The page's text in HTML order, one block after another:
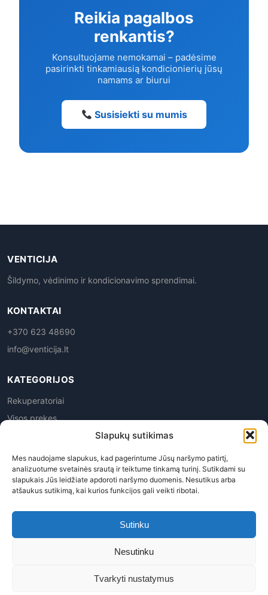
Slapukų sutikimas
Mes naudojame slapukus, kad pagerintume Jūsų naršymo patirtį,
analizuotume svetainės srautą ir teiktume tinkamą turinį. Sutikdami su
slapukais Jūs leidžiate apdoroti naršymo duomenis. Nesutikus arba
atšaukus sutikimą, kai kurios funkcijos gali veikti ribotai.
Sutinku
Nesutinku
Tvarkyti nustatymus
Reikia pagalbos
renkantis?
Konsultuojame nemokamai – padėsime
pasirinkti tinkamiausią kondicionierių jūsų
namams ar biurui
Susisiekti su mumis
VENTICIJA
Šildymo, vėdinimo ir kondicionavimo sprendimai.
KONTAKTAI
+370 623 48690
info@venticija.lt
KATEGORIJOS
Rekuperatoriai
Visos prekes
Privatumo politika | Prekių grąžinimas | Pirkimo
Pristatymas
© 2026 Venticija™ - Visos teisės saugomos. Kopijuoti, platinti